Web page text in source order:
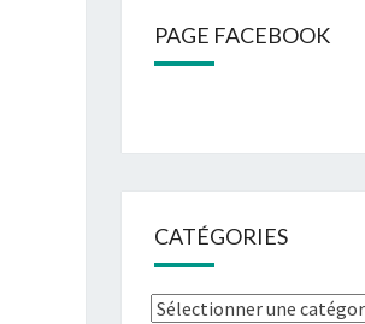
PAGE FACEBOOK
CATÉGORIES
Catégories